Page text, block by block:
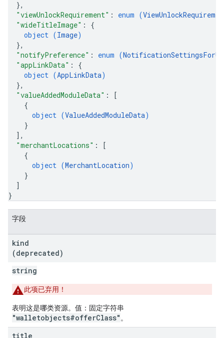
},
"viewUnlockRequirement" : enum (
"wideTitleImage" : {
object (Image)
},
"notifyPreference" : enum (
"appLinkData" : {
object (AppLinkData)
},
"valueAddedModuleData" :
[
{
object (ValueAddedModuleData)
}
] ,
"merchantLocations" :
[
{
object (MerchantLocation)
}
]
}
字段
kind
(deprecated)
string
此项已弃用！
表明这是哪类资源。值：固定字符串
"walletobjects#offerClass" 。
title